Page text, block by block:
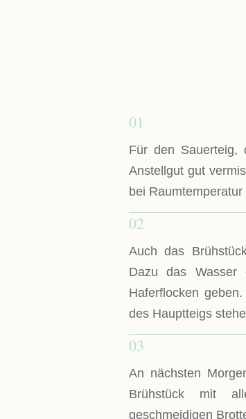
01
Für den Sauerteig,
Anstellgut gut
bei
02
Auch das
Dazu das Wasser
Haferflocken
des Hauptteigs
03
An nächsten
Brühstück mit
geschmeidigen